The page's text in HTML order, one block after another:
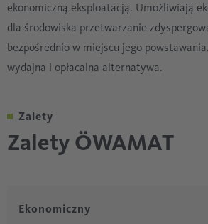
ekonomiczną eksploatacją. Umożliwiają
dla środowiska przetwarzanie
bezpośrednio w miejscu jego
wydajna i opłacalna alternatywa.
Zalety
Zalety ÖWAMAT
Ekonomiczny